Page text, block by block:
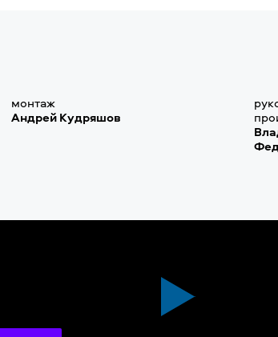
монтаж
Андрей Кудряшов